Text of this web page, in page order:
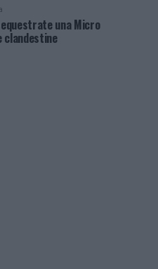
una Micro
clandestine